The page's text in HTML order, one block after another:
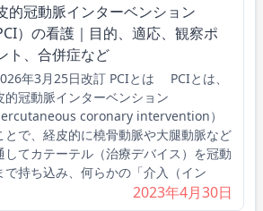
的冠動脈インターベンション
）の看護｜目的、適応、観察ポ
ト、合併症など
年3月25日改訂 PCIとは PCIとは、
的冠動脈インターベンション
coronary intervention）
とで、経皮的に橈骨動脈や大腿動脈など
してカテーテル（治療デバイス）を冠動
で持ち込み、何らかの「介入（イン
2023年4月30日